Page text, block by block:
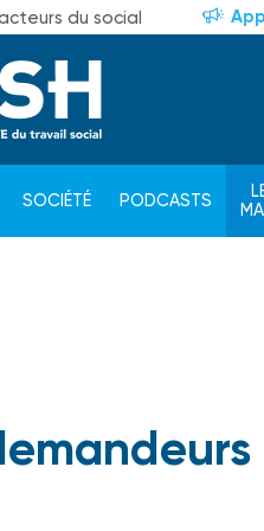
du social
SOCIÉTÉ PODCASTS